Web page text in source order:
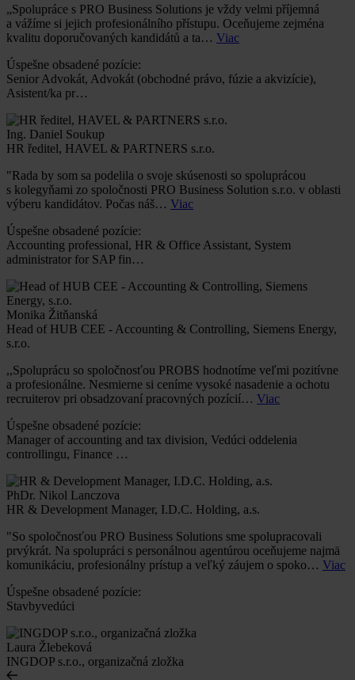
„Spolupráce s PRO Business Solutions je vždy velmi příjemná
a vážíme si jejich profesionálního přístupu. Oceňujeme zejména
kvalitu doporučovaných kandidátů a ta… Viac
Úspešne obsadené pozície:
Senior Advokát, Advokát (obchodné právo, fúzie a akvizície),
Asistent/ka pr…
Ing. Daniel Soukup
HR ředitel, HAVEL & PARTNERS s.r.o.
"Rada by som sa podelila o svoje skúsenosti so spoluprácou
s kolegyňami zo spoločnosti PRO Business Solution s.r.o. v oblasti
výberu kandidátov. Počas náš… Viac
Úspešne obsadené pozície:
Accounting professional, HR & Office Assistant, System
administrator for SAP fin…
Monika Žitňanská
Head of HUB CEE - Accounting & Controlling, Siemens Energy,
s.r.o.
,,Spoluprácu so spoločnosťou PROBS hodnotíme veľmi pozitívne
a profesionálne. Nesmierne si ceníme vysoké nasadenie a ochotu
recruiterov pri obsadzovaní pracovných pozícií… Viac
Úspešne obsadené pozície:
Manager of accounting and tax division, Vedúci oddelenia
controllingu, Finance …
PhDr. Nikol Lanczova
HR & Development Manager, I.D.C. Holding, a.s.
"So spoločnosťou PRO Business Solutions sme spolupracovali
prvýkrát. Na spolupráci s personálnou agentúrou oceňujeme najmä
komunikáciu, profesionálny prístup a veľký záujem o spoko… Viac
Úspešne obsadené pozície:
Stavbyvedúci
Laura Žlebeková
INGDOP s.r.o., organizačná zložka